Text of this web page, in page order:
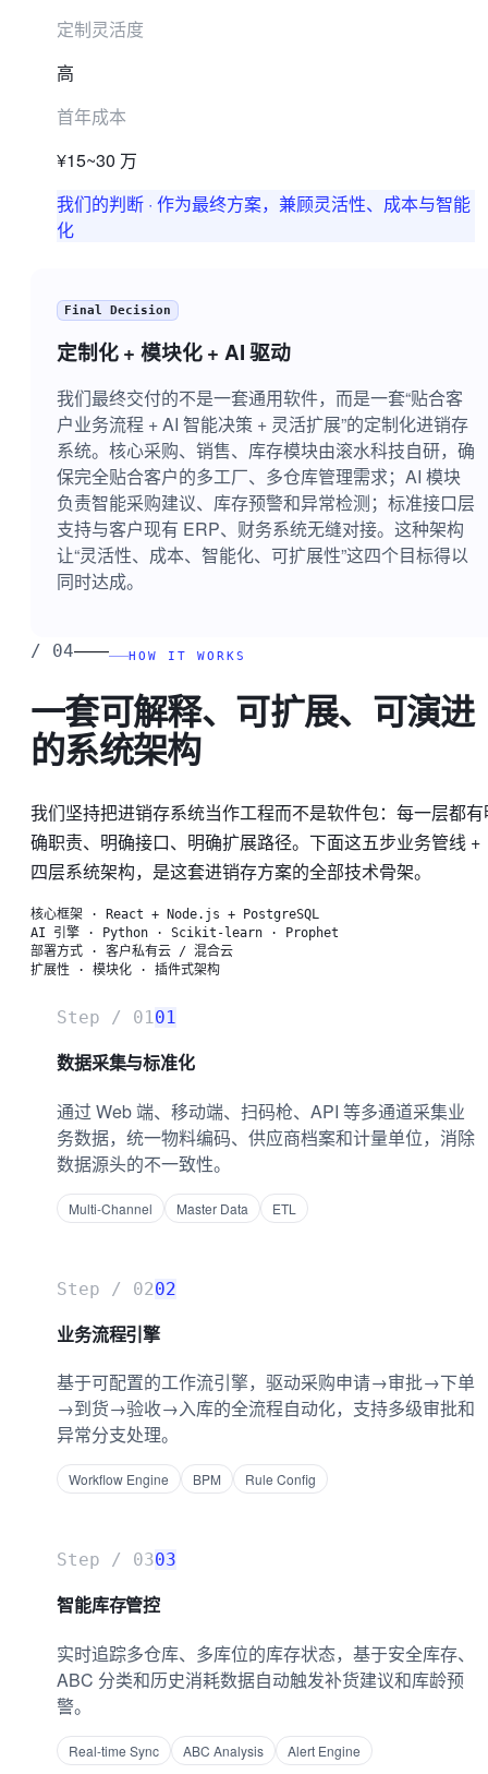
定制灵活度
高
首年成本
¥15~30 万
我们的判断 · 作为最终方案，兼顾灵活性、成本与智能
化
Final Decision
定制化 + 模块化 + AI 驱动
我们最终交付的不是一套通用软件，而是一套“贴合客
户业务流程 + AI 智能决策 + 灵活扩展”的定制化进销存
系统。核心采购、销售、库存模块由滚水科技自研，确
保完全贴合客户的多工厂、多仓库管理需求；AI 模块
负责智能采购建议、库存预警和异常检测；标准接口层
支持与客户现有 ERP、财务系统无缝对接。这种架构
让“灵活性、成本、智能化、可扩展性”这四个目标得以
同时达成。
/ 04—— HOW IT WORKS
一套可解释、可扩展、可演进
的系统架构
我们坚持把进销存系统当作工程而不是软件包：每一层都有
确职责、明确接口、明确扩展路径。下面这五步业务管线 +
四层系统架构，是这套进销存方案的全部技术骨架。
核心框架 ·
React + Node.js + PostgreSQL
AI 引擎 ·
Python · Scikit-learn · Prophet
部署方式 · 客户私有云 / 混合云
扩展性 · 模块化 · 插件式架构
Step / 0101
数据采集与标准化
通过 Web 端、移动端、扫码枪、API 等多通道采集业
务数据，统一物料编码、供应商档案和计量单位，消除
数据源头的不一致性。
Multi-Channel Master Data ETL
Step / 0202
业务流程引擎
基于可配置的工作流引擎，驱动采购申请→审批→下单
→到货→验收→入库的全流程自动化，支持多级审批和
异常分支处理。
Workflow Engine BPM Rule Config
Step / 0303
智能库存管控
实时追踪多仓库、多库位的库存状态，基于安全库存、
ABC 分类和历史消耗数据自动触发补货建议和库龄预
警。
Real-time Sync ABC Analysis Alert Engine